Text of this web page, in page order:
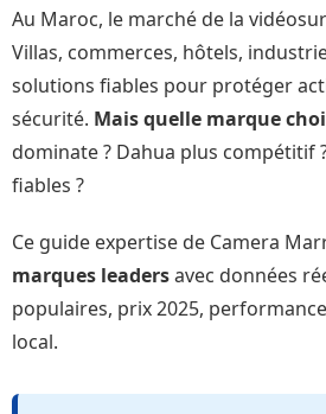
Au Maroc, le marché de la
Villas, commerces, hôtels,
solutions fiables pour protéger
sécurité. Mais quelle marque
dominate ? Dahua plus compétitif
fiables ?
Ce guide expertise de Camera
marques leadersavec données
populaires, prix 2025,
local.